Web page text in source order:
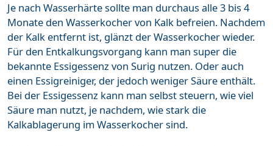
Je nach Wasserhärte sollte man durchaus alle 3 bis 4
Monate den Wasserkocher von Kalk befreien. Nachdem
der Kalk entfernt ist, glänzt der Wasserkocher wieder.
Für den Entkalkungsvorgang kann man super die
bekannte Essigessenz von Surig nutzen. Oder auch
einen Essigreiniger, der jedoch weniger Säure enthält.
Bei der Essigessenz kann man selbst steuern, wie viel
Säure man nutzt, je nachdem, wie stark die
Kalkablagerung im Wasserkocher sind.